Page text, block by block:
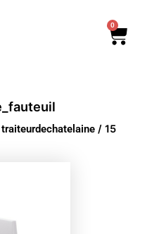
0
traiteurdechatelaine/15